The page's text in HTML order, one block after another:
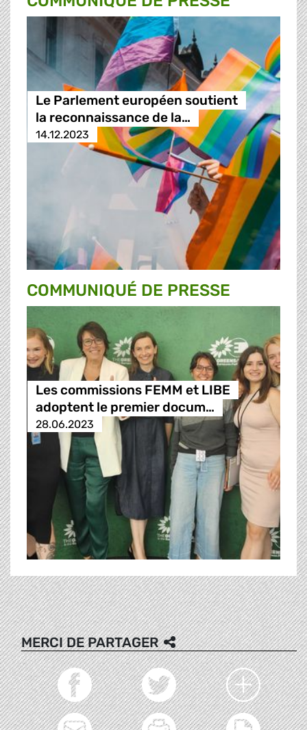
Le Parlement européen soutient
la reconnaissance de la…
14.12.2023
COMMUNIQUÉ DE PRESSE
Les commissions FEMM et LIBE
adoptent le premier docum…
28.06.2023
MERCI DE PARTAGER